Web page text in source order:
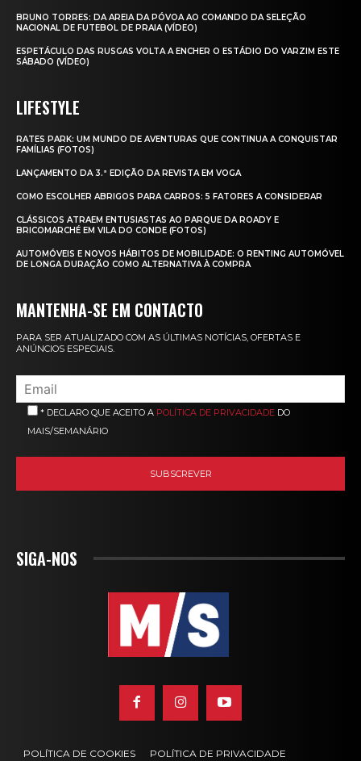
BRUNO TORRES: DA AREIA DA PÓVOA AO COMANDO DA SELEÇÃO
NACIONAL DE FUTEBOL DE PRAIA (VÍDEO)
ESPETÁCULO DAS RUSGAS VOLTA A ENCHER O ESTÁDIO DO VARZIM ESTE
SÁBADO (VÍDEO)
LIFESTYLE
RATES PARK: UM MUNDO DE AVENTURAS QUE CONTINUA A CONQUISTAR
FAMÍLIAS (FOTOS)
LANÇAMENTO DA 3.ª EDIÇÃO DA REVISTA EM VOGA
COMO ESCOLHER ABRIGOS PARA CARROS: 5 FATORES A CONSIDERAR
CLÁSSICOS ATRAEM ENTUSIASTAS AO PARQUE DA ROADY E
BRICOMARCHÉ EM VILA DO CONDE (FOTOS)
AUTOMÓVEIS E NOVOS HÁBITOS DE MOBILIDADE: O RENTING AUTOMÓVEL
DE LONGA DURAÇÃO COMO ALTERNATIVA À COMPRA
MANTENHA-SE EM CONTACTO
PARA SER ATUALIZADO COM AS ÚLTIMAS NOTÍCIAS, OFERTAS E
ANÚNCIOS ESPECIAIS.
* DECLARO QUE ACEITO A POLÍTICA DE PRIVACIDADE DO
MAIS/SEMANÁRIO
SIGA-NOS
POLÍTICA DE COOKIES POLÍTICA DE PRIVACIDADE